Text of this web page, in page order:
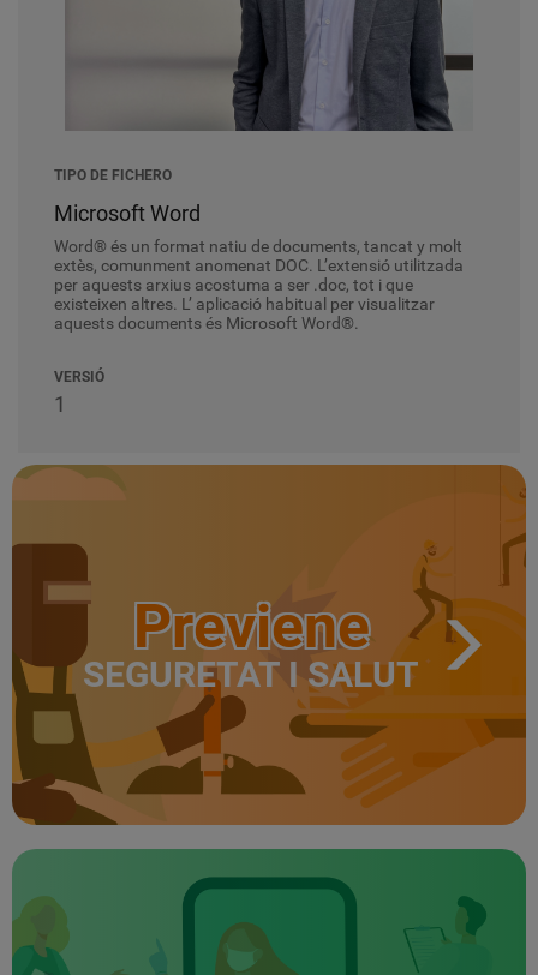
TIPO DE FICHERO
Microsoft Word
Word® és un format natiu de documents, tancat y molt
extès, comunment anomenat DOC. L’extensió utilitzada
per aquests arxius acostuma a ser .doc, tot i que
existeixen altres. L’ aplicació habitual per visualitzar
aquests documents és Microsoft Word®.
VERSIÓ
1
Previene
SEGURETAT I SALUT